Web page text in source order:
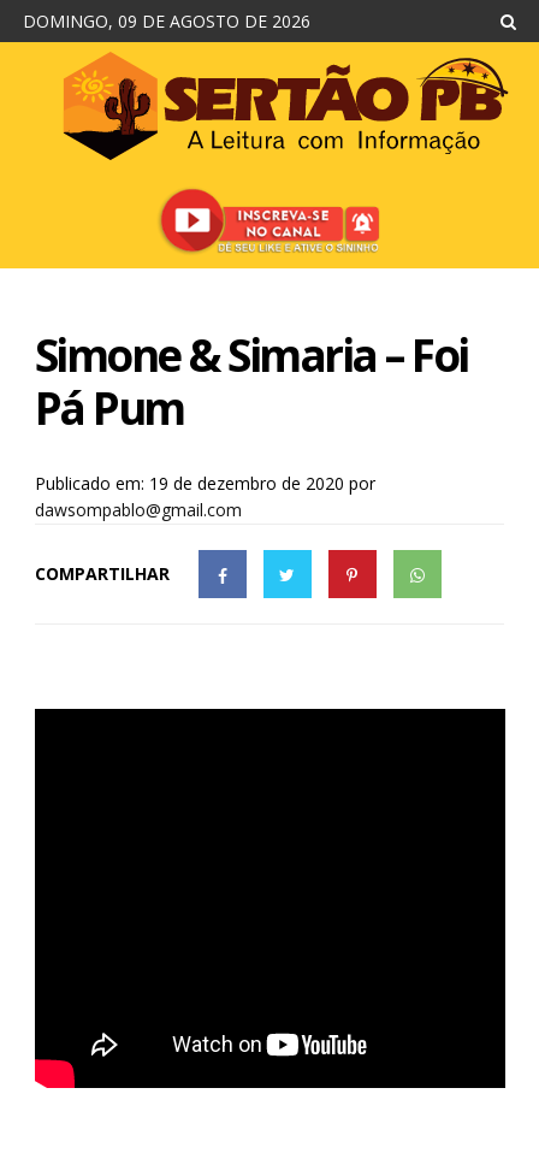
DOMINGO, 09 DE AGOSTO DE 2026
Simone & Simaria – Foi
Pá Pum
Publicado em: 19 de dezembro de 2020 por
dawsompablo@gmail.com
COMPARTILHAR